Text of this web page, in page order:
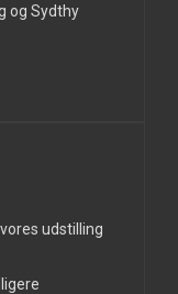
og Sydthy
udstilling